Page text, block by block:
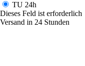
TU 24h
Dieses Feld ist erforderlich
Versand in 24 Stunden